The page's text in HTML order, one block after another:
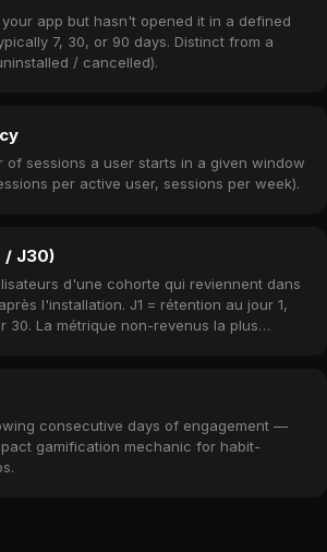
app but hasn't opened it in a defined
7, 30, or 90 days. Distinct from a
/ cancelled).
of sessions a user starts in a given window
per active user, sessions per week).
/ J30)
d'une cohorte qui reviennent dans
l'installation. J1 = rétention au jour 1,
30. La métrique non-revenus la plus
consecutive days of engagement —
gamification mechanic for habit-